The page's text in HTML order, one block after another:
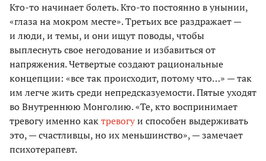
Кто-то начинает болеть. Кто-то постоянно в унынии,
«глаза на мокром месте». Третьих все раздражает —
и люди, и темы, и они ищут поводы, чтобы
выплеснуть свое негодование и избавиться от
напряжения. Четвертые создают рациональные
концепции: «все так происходит, потому что…» — так
им легче жить среди непредсказуемости. Пятые уходят
во Внутреннюю Монголию. «Те, кто воспринимает
тревогу именно кактревогуи способен выдерживать
это, — счастливцы, но их меньшинство», — замечает
психотерапевт.